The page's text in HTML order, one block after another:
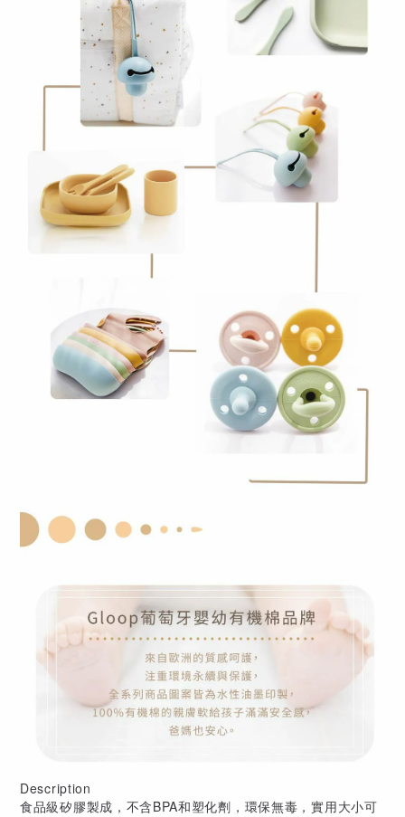
Description
食品級矽膠製成，不含BPA和塑化劑，環保無毒，實用大小可